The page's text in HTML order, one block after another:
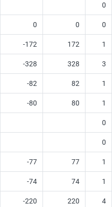
0
0 0 0
-172 172 1
-328 328 3
-82 82 1
-80 80 1
0
0
-77 77 1
-74 74 1
-220 220 4